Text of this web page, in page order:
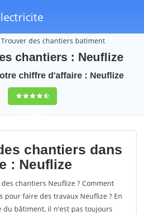
Trouver des chantiers batiment
chantiers : Neuflize
chiffre d'affaire : Neuflize
9,5(100%)62
votes
chantiers dans
: Neuflize
chantiers Neuflize ? Comment
pour faire des travaux Neuflize ? En
bâtiment, il n'est pas toujours